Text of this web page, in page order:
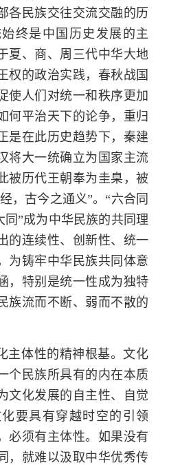
各民族交往交流交融的历
终是中国历史发展的主
夏、商、周三代中华大地
权的政治实践，春秋战国
使人们对统一和秩序更加
何平治天下的论争，重归
是在此历史趋势下，秦建
将大一统确立为国家主流
被历代王朝奉为圭臬，被
，古今之通义”。“六合同
同”成为中华民族的共同理
的连续性、创新性、统一
为铸牢中华民族共同体意
，特别是统一性成为独特
族流而不断、弱而不散的
主体性的精神根基。文化
个民族所具有的内在本质
文化发展的自主性、自觉
要具有穿越时空的引领
必须有主体性。如果没有
，就难以汲取中华优秀传